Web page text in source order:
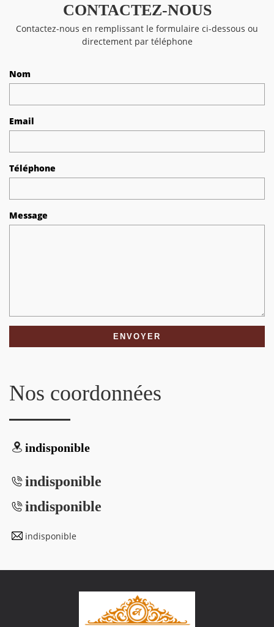
CONTACTEZ-NOUS
Contactez-nous en remplissant le formulaire ci-dessous ou
directement par téléphone
Nom
Email
Téléphone
Message
Nos coordonnées
indisponible
indisponible
indisponible
indisponible